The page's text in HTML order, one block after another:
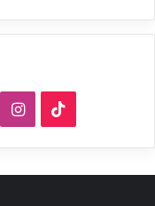
I
n
s
i
k